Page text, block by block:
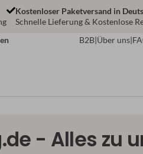
Kostenloser Paketversand in
Schnelle Lieferung & Kostenlose
B2B|Über uns|
- Alles zu